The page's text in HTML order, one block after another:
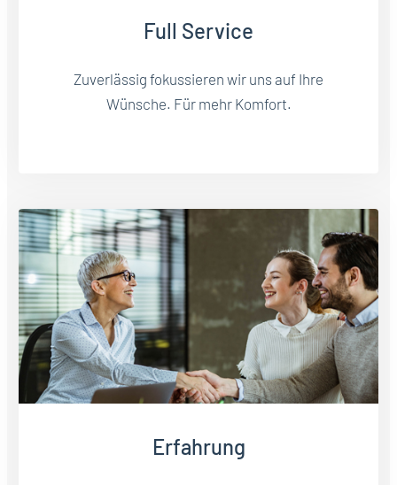
Full Service
Zuverlässig fokussieren wir uns auf Ihre
Wünsche. Für mehr Komfort.
Erfahrung